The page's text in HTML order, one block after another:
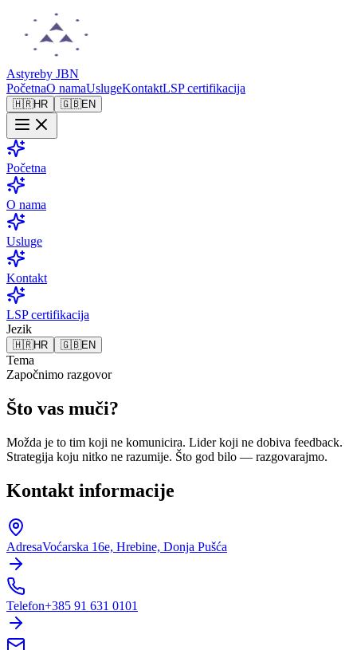
Astyreby JBN
PočetnaO namaUslugeKontaktLSP certifikacija
🇭🇷HR 🇬🇧EN
Početna
O nama
Usluge
Kontakt
LSP certifikacija
Jezik
🇭🇷HR 🇬🇧EN
Tema
Započnimo razgovor
Što vas muči?
Možda je to tim koji ne komunicira. Lider koji ne dobiva feedback.
Strategija koju nitko ne razumije. Što god bilo — razgovarajmo.
Kontakt informacije
AdresaVoćarska 16e, Hrebine, Donja Pušća
Telefon+385 91 631 0101